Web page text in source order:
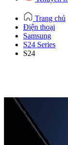
Trang chủ
Điện thoại
Samsung
S24 Series
S24